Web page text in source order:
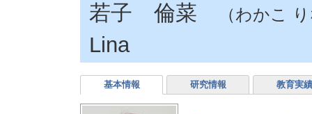
若子 倫菜 （わかこ
Lina
基本情報 研究情報 教育実績